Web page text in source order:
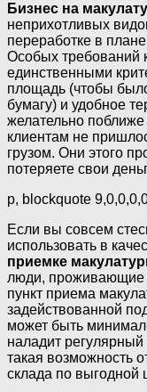
Бизнес на
неприхотливых
переработке в
Особых требований
единственными
площадь (чтобы
бумагу) и удобное
желательно
клиентам не
грузом. Они этого
потеряете свои
p, blockquote
Если вы совсем
использовать в
приемке
люди, проживающие
пункт приема
задействованной
может быть
наладит
такая возможность
склада по выгодной